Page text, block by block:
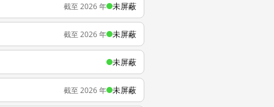
截至 2026 年 未屏蔽
截至 2026 年 未屏蔽
未屏蔽
截至 2026 年 未屏蔽